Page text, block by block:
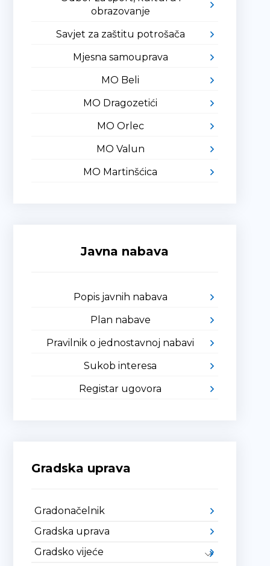
obrazovanje
Savjet za zaštitu potrošača
Mjesna samouprava
MO Beli
MO Dragozetići
MO Orlec
MO Valun
MO Martinšćica
Javna nabava
Popis javnih nabava
Plan nabave
Pravilnik o jednostavnoj nabavi
Sukob interesa
Registar ugovora
Gradska uprava
Gradonačelnik
Gradska uprava
Gradsko vijeće